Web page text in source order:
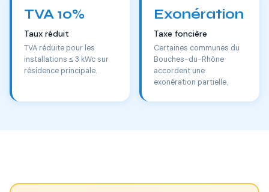
TVA 10%
Taux réduit
TVA réduite pour les
installations ≤ 3 kWc sur
résidence principale.
Exonération
Taxe foncière
Certaines communes du
Bouches-du-Rhône
accordent une
exonération partielle.